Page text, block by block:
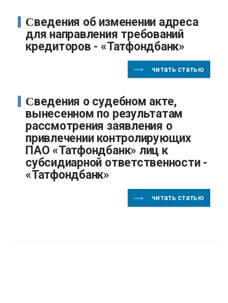
Сведения об изменении адреса
для направления требований
кредиторов - «Татфондбанк»
читать статью
Сведения о судебном акте,
вынесенном по результатам
рассмотрения заявления о
привлечении контролирующих
ПАО «Татфондбанк» лиц к
субсидиарной ответственности -
«Татфондбанк»
читать статью